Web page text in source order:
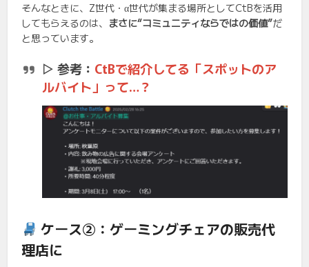
そんなときに、Z世代・α世代が集まる場所としてCtBを活用
してもらえるのは、 まさに“コミュニティならではの価値”だ
と思っています。
▷ 参考： CtBで紹介してる「スポットのア
ルバイト」って…？
ケース②：ゲーミングチェアの販売代
理店に